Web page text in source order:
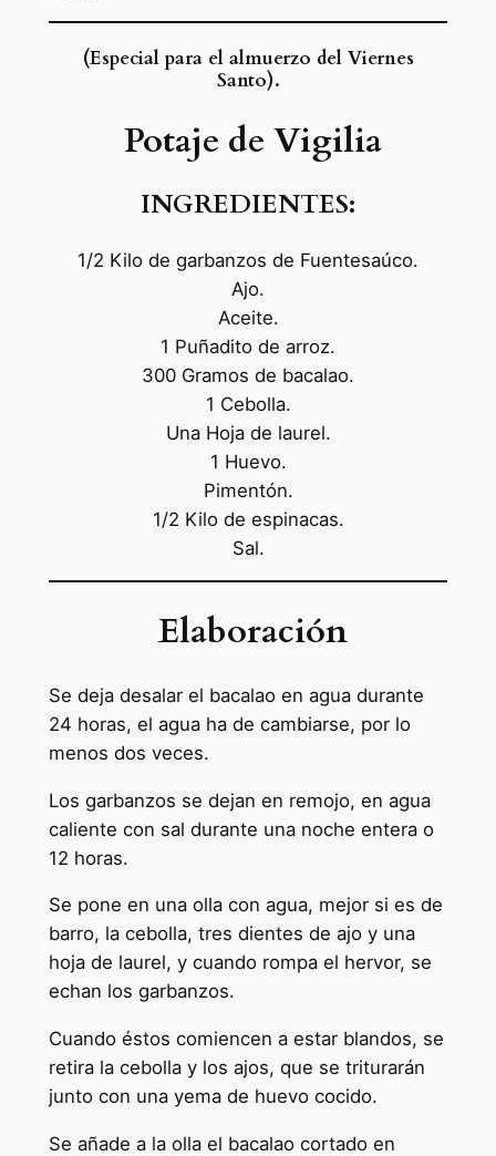
(Especial para el almuerzo del Viernes
Santo).
Potaje de Vigilia
INGREDIENTES:
1/2 Kilo de garbanzos de Fuentesaúco.
Ajo.
Aceite.
1 Puñadito de arroz.
300 Gramos de bacalao.
1 Cebolla.
Una Hoja de laurel.
1 Huevo.
Pimentón.
1/2 Kilo de espinacas.
Sal.
Elaboración
Se deja desalar el bacalao en agua durante
24 horas, el agua ha de cambiarse, por lo
menos dos veces.
Los garbanzos se dejan en remojo, en agua
caliente con sal durante una noche entera o
12 horas.
Se pone en una olla con agua, mejor si es de
barro, la cebolla, tres dientes de ajo y una
hoja de laurel, y cuando rompa el hervor, se
echan los garbanzos.
Cuando éstos comiencen a estar blandos, se
retira la cebolla y los ajos, que se triturarán
junto con una yema de huevo cocido.
Se añade a la olla el bacalao cortado en